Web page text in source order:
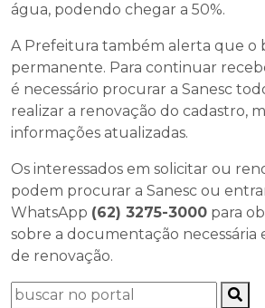
água, podendo chegar a 50%.
A Prefeitura também alerta que o
permanente. Para continuar
é necessário procurar a Sanesc
realizar a renovação do cadastro,
informações atualizadas.
Os interessados em solicitar ou
podem procurar a Sanesc ou
WhatsApp (62) 3275-3000 para
sobre a documentação necessária
de renovação.